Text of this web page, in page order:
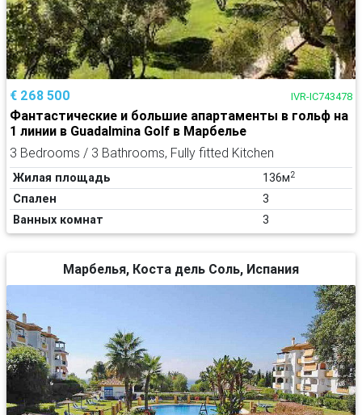
€ 268 500 IVR-IC743478
Фантастические и большие апартаменты в гольф на
1 линии в Guadalmina Golf в Марбелье
3 Bedrooms / 3 Bathrooms, Fully fitted Kitchen
Жилая площадь 136м2
Спален
3
Ванных комнат
3
Марбелья, Коста дель Соль, Испания